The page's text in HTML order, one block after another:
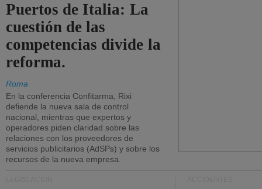
Puertos de Italia: La
cuestión de las
competencias divide la
reforma.
Roma
En la conferencia Confitarma, Rixi
defiende la nueva sala de control
nacional, mientras que expertos y
operadores piden claridad sobre las
relaciones con los proveedores de
servicios publicitarios (AdSPs) y sobre los
recursos de la nueva empresa.